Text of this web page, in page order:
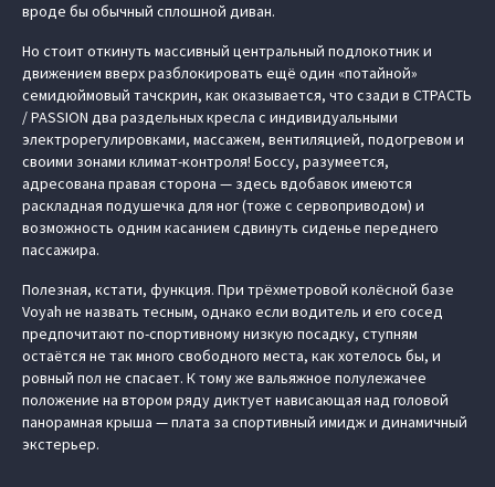
вроде бы обычный сплошной диван.
Но стоит откинуть массивный центральный подлокотник и
движением вверх разблокировать ещё один «потайной»
семидюймовый тачскрин, как оказывается, что сзади в СТРАСТЬ
/ PASSION два раздельных кресла с индивидуальными
электрорегулировками, массажем, вентиляцией, подогревом и
своими зонами климат-контроля! Боссу, разумеется,
адресована правая сторона — здесь вдобавок имеются
раскладная подушечка для ног (тоже с сервоприводом) и
возможность одним касанием сдвинуть сиденье переднего
пассажира.
Полезная, кстати, функция. При трёхметровой колёсной базе
Voyah не назвать тесным, однако если водитель и его сосед
предпочитают по-спортивному низкую посадку, ступням
остаётся не так много свободного места, как хотелось бы, и
ровный пол не спасает. К тому же вальяжное полулежачее
положение на втором ряду диктует нависающая над головой
панорамная крыша — плата за спортивный имидж и динамичный
экстерьер.